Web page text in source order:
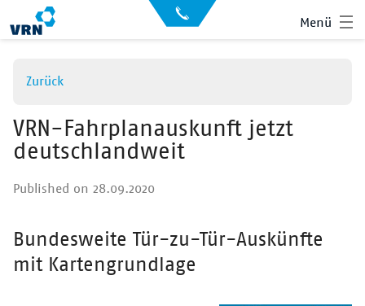
zum
Menü
Showroom
Der VRN
Zurück
VRN-Fahrplanauskunft jetzt
deutschlandweit
Published on 28.09.2020
Überschrift
Bundesweite Tür-zu-Tür-Auskünfte
mit Kartengrundlage